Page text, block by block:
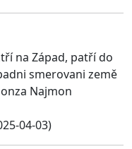
na Západ, patří do
smerovani země
Najmon
04-03)